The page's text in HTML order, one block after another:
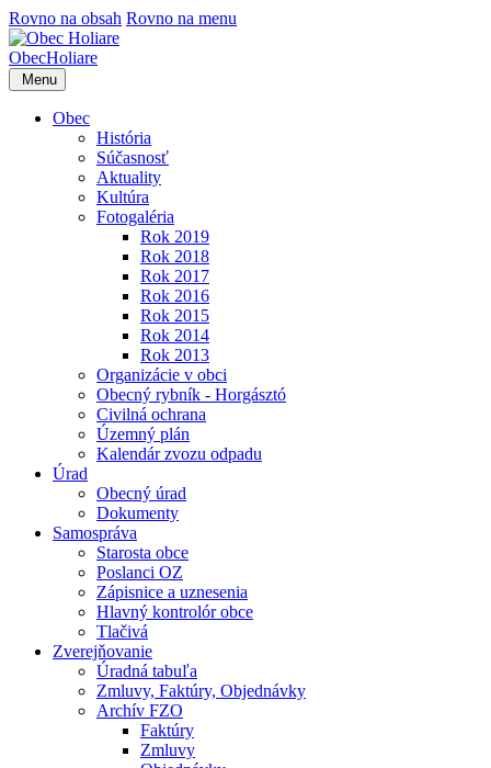
Rovno na obsah Rovno na menu
ObecHoliare
Menu
Obec
História
Súčasnosť
Aktuality
Kultúra
Fotogaléria
Rok 2019
Rok 2018
Rok 2017
Rok 2016
Rok 2015
Rok 2014
Rok 2013
Organizácie v obci
Obecný rybník - Horgásztó
Civilná ochrana
Územný plán
Kalendár zvozu odpadu
Úrad
Obecný úrad
Dokumenty
Samospráva
Starosta obce
Poslanci OZ
Zápisnice a uznesenia
Hlavný kontrolór obce
Tlačivá
Zverejňovanie
Úradná tabuľa
Zmluvy, Faktúry, Objednávky
Archív FZO
Faktúry
Zmluvy